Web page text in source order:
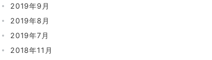
2019年9月
2019年8月
2019年7月
2018年11月